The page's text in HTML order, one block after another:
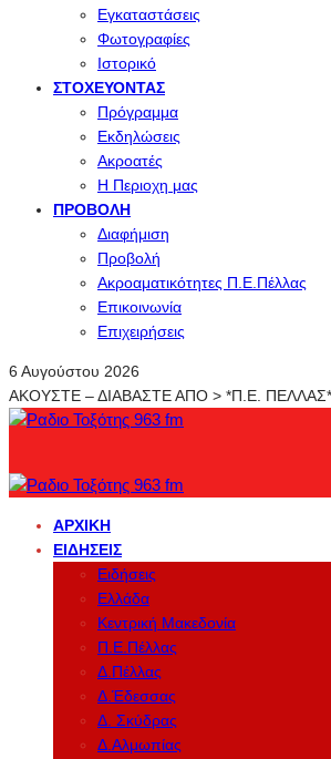
Εγκαταστάσεις
Φωτογραφίες
Ιστορικό
ΣΤΟΧΕΎΟΝΤΑΣ
Πρόγραμμα
Εκδηλώσεις
Ακροατές
Η Περιοχη μας
ΠΡΟΒΟΛΉ
Διαφήμιση
Προβολή
Ακροαματικότητες Π.Ε.Πέλλας
Επικοινωνία
Επιχειρήσεις
6 Αυγούστου 2026
ΑΚΟΥΣΤΕ – ΔΙΑΒΑΣΤΕ ΑΠΟ > *Π.Ε.
ΑΡΧΙΚΉ
ΕΙΔΉΣΕΙΣ
Ειδήσεις
Ελλάδα
Κεντρική Μακεδονία
Π.Ε.Πέλλας
Δ.Πέλλας
Δ.Έδεσσας
Δ. Σκύδρας
Δ.Αλμωπίας